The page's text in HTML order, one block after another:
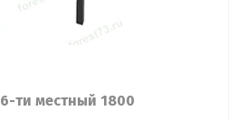
ти местный 1800